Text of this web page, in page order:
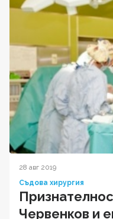
28 авг 2019
Съдова хирургия
Червенков и